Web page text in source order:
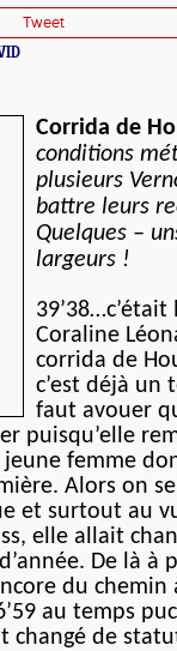
Tweet
Corrida de
conditions
plusieurs
battre leurs
Quelques –
largeurs !
Coraline
corrida de
c’est déjà un
faut avouer
puisqu’elle
femme
Alors on
et surtout au
elle allait
De là à
du chemin
au temps
changé de